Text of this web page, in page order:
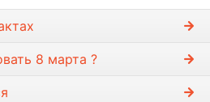
8 марта ?